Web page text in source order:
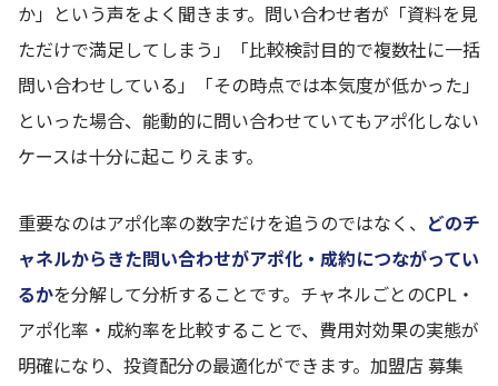
か」という声をよく聞きます。問い合わせ者が「資料を見
ただけで満足してしまう」「比較検討目的で複数社に一括
問い合わせしている」「その時点では本気度が低かった」
といった場合、能動的に問い合わせていてもアポ化しない
ケースは十分に起こりえます。
重要なのはアポ化率の数字だけを追うのではなく、 どのチ
ャネルからきた問い合わせがアポ化・成約につながってい
るかを分解して分析することです。チャネルごとのCPL・
アポ化率・成約率を比較することで、費用対効果の実態が
明確になり、投資配分の最適化ができます。加盟店 募集